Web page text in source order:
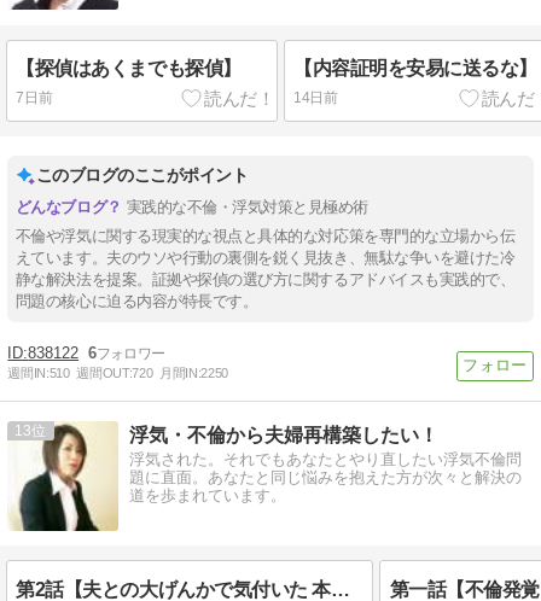
【探偵はあくまでも探偵】
7日前
【内容証明を安易に送るな】
14日前
このブログのここがポイント
実践的な不倫・浮気対策と見極め術
不倫や浮気に関する現実的な視点と具体的な対応策を専門的な立場から伝
えています。夫のウソや行動の裏側を鋭く見抜き、無駄な争いを避けた冷
静な解決法を提案。証拠や探偵の選び方に関するアドバイスも実践的で、
問題の核心に迫る内容が特長です。
838122 6
週間IN:510 週間OUT:720 月間IN:2250
13 浮気・不倫から夫婦再構築したい！
浮気された。それでもあなたとやり直したい浮気不倫問
題に直面。あなたと同じ悩みを抱えた方が次々と解決の
道を歩まれています。
第2話【夫との大げんかで気付いた 本当に変わるべき人】